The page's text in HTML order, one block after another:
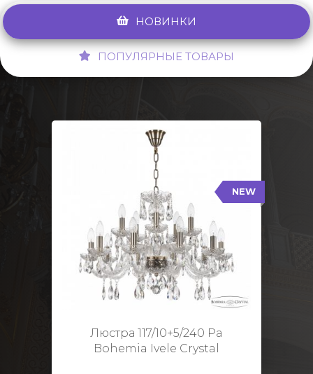
НОВИНКИ
ПОПУЛЯРНЫЕ ТОВАРЫ
NEW
Люстра 117/10+5/240 Pa
Bohemia Ivele Crystal
117/10+5/240 Pa
Тип: Стеклянный рожок
Цвет арматуры: Патина/
Кол-во ламп: 15
Диаметр: 70 см